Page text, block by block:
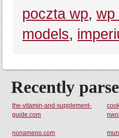
poczta wp,wp
models,
Recently
the-vitamin-and-supplement-
guide.com
nonameno.com